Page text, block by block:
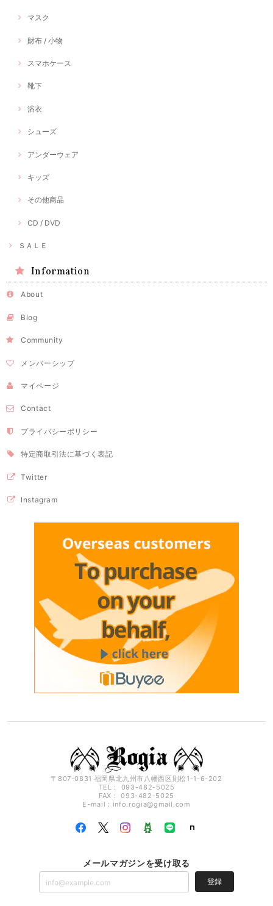
マスク
財布 / 小物
スマホケース
靴下
浴衣
シューズ
アンダーウェア
キッズ
その他商品
CD / DVD
ＳＡＬＥ
Information
About
Blog
Community
メンバーシップ
マイページ
Contact
プライバシーポリシー
特定商取引法に基づく表記
Twitter
Instagram
〒807-0831 福岡県北九州市八幡西区則松1-1-6-202
TEL： 093-482-5025
FAX： 093-482-5025
E-mail： info.rogia@gmail.com
メールマガジンを受け取る
登録